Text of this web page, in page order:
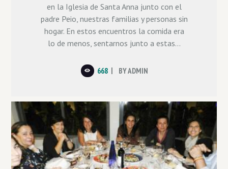
en la Iglesia de Santa Anna junto con el
padre Peio, nuestras familias y personas sin
hogar. En estos encuentros la comida era
lo de menos, sentarnos junto a estas...
668 BYADMIN